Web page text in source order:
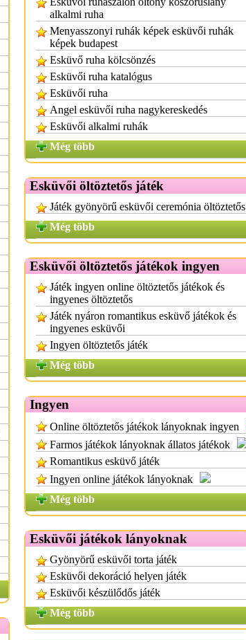
alkalmi ruha
Menyasszonyi ruhák képek esküvői ruhák
képek budapest
Esküvő ruha kölcsönzés
Esküvői ruha katalógus
Esküvői ruha
Angel esküvői ruha nagykereskedés
Esküvői alkalmi ruhák
Még több
Esküvői öltöztetős játék
Játék gyönyörű esküvői ceremónia öltöztetős
Még több
Esküvői öltöztetős játékok ingyen
Játék ingyen online öltöztetős játékok és
ingyenes öltöztetős
Játék nyáron romantikus esküvő játékok és
ingyenes esküvői
Ingyen öltöztetős játék
Még több
Ingyen
Online öltöztetős játékok lányoknak ingyen
Farmos játékok lányoknak állatos játékok
Romantikus esküvő játék
Ingyen online játékok lányoknak
Még több
Esküvői játékok lányoknak
Gyönyörű esküvői torta játék
Esküvői dekoráció helyen játék
Esküvői készülődős játék
Még több